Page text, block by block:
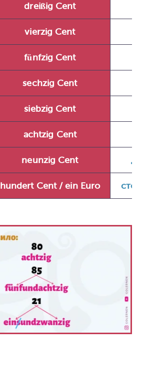
dreißig Cent
vierzig Cent
fünfzig Cent
sechzig Cent
siebzig Cent
achtzig Cent
neunzig Cent
hundert Cent / ein Euro сто